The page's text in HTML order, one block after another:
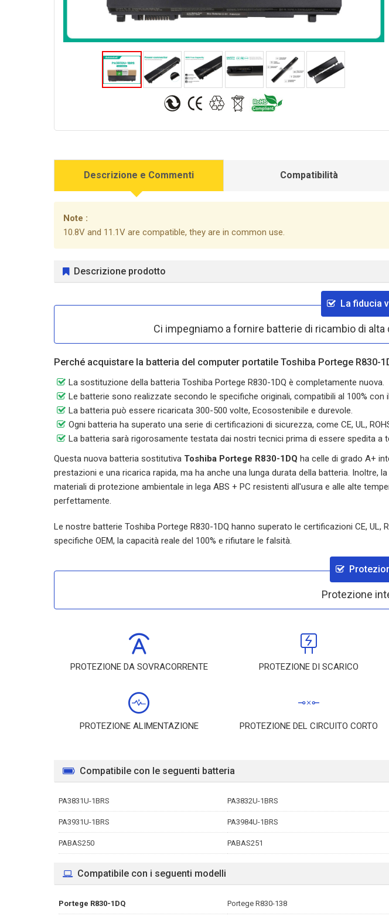
Descrizione e Commenti Compatibilità
Note :
10.8V and 11.1V are compatible, they are in common use.
Descrizione prodotto
La fiducia
Ci impegniamo a fornire batterie di ricambio di
Perché acquistare la batteria del computer portatile Toshiba Portege R830-
La sostituzione della batteria Toshiba Portege R830-1DQ è completamente nuova.
Le batterie sono realizzate secondo le specifiche originali, compatibili al 100% con
La batteria può essere ricaricata 300-500 volte, Ecosostenibile e durevole.
Ogni batteria ha superato una serie di certificazioni di sicurezza, come CE, UL,
La batteria sarà rigorosamente testata dai nostri tecnici prima di essere spedita a
Questa nuova batteria sostitutiva Toshiba Portege R830-1DQ ha celle di grado A+
prestazioni e una ricarica rapida, ma ha anche una lunga durata della batteria. Inoltre,
materiali di protezione ambientale in lega ABS + PC resistenti all'usura e alle alte
perfettamente.
Le nostre batterie Toshiba Portege R830-1DQ hanno superato le certificazioni CE, UL,
specifiche OEM, la capacità reale del 100% e rifiutare le falsità.
Protezione
PROTEZIONE DA SOVRACORRENTE PROTEZIONE DI SCARICO
PROTEZIONE ALIMENTAZIONE PROTEZIONE DEL CIRCUITO CORTO
Compatibile con le seguenti batteria
PA3831U-1BRS PA3832U-1BRS
PA3931U-1BRS PA3984U-1BRS
PABAS250 PABAS251
Compatibile con i seguenti modelli
Portege R830-1DQ Portege R830-138